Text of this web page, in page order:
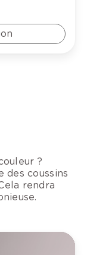
?
des coussins
rendra